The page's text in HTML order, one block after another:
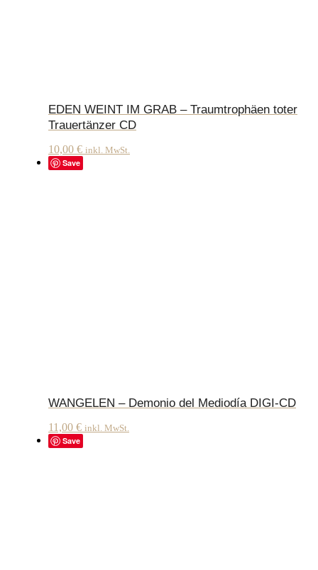
EDEN WEINT IM GRAB – Traumtrophäen toter
Trauertänzer CD
10,00 € inkl. MwSt.
Save
WANGELEN – Demonio del Mediodía DIGI-CD
11,00 € inkl. MwSt.
Save